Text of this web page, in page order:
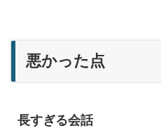
悪かった点
長すぎる会話